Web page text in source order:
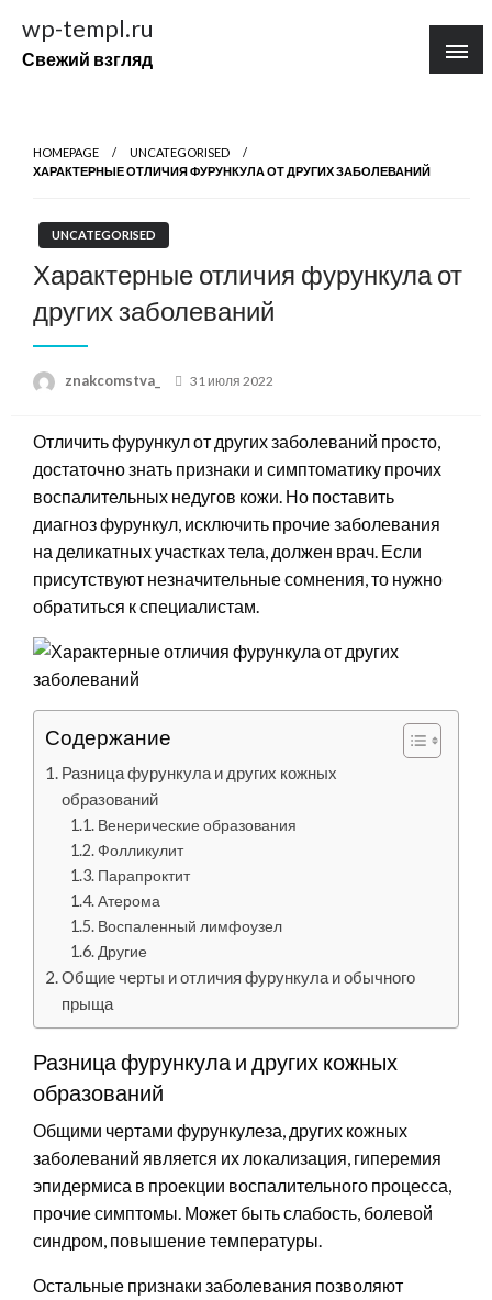
содержимому
wp-templ.ru
Свежий взгляд
HOMEPAGE
UNCATEGORISED
ХАРАКТЕРНЫЕ ОТЛИЧИЯ ФУРУНКУЛА ОТ ДРУГИХ ЗАБОЛЕВАНИЙ
UNCATEGORISED
Характерные отличия фурункула от
других заболеваний
znakcomstva_
Posted
31 июля 2022
Отличить фурункул от других заболеваний просто,
достаточно знать признаки и симптоматику прочих
воспалительных недугов кожи. Но поставить
диагноз фурункул, исключить прочие заболевания
на деликатных участках тела, должен врач. Если
присутствуют незначительные сомнения, то нужно
обратиться к специалистам.
Содержание
Разница фурункула и других кожных
образований
Венерические образования
Фолликулит
Парапроктит
Атерома
Воспаленный лимфоузел
Другие
Общие черты и отличия фурункула и обычного
прыща
Разница фурункула и других кожных
образований
Общими чертами фурункулеза, других кожных
заболеваний является их локализация, гиперемия
эпидермиса в проекции воспалительного процесса,
прочие симптомы. Может быть слабость, болевой
синдром, повышение температуры.
Остальные признаки заболевания позволяют